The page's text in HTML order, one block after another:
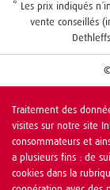
* Les prix indiqués
vente conseillés
Traitement des
visites sur notre site
consommateurs et
a plusieurs fins : de
cookies dans la